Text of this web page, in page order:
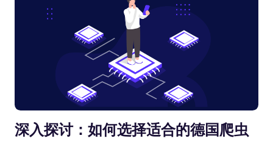
深入探讨：如何选择适合的德国爬虫